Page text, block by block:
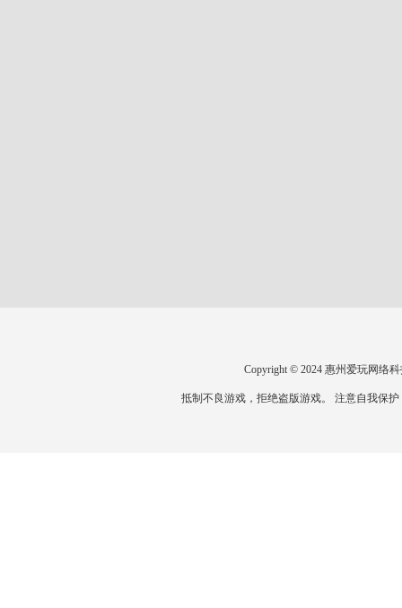
Copyright © 2024 惠州爱玩网络
抵制不良游戏，拒绝盗版游戏。 注意自我保